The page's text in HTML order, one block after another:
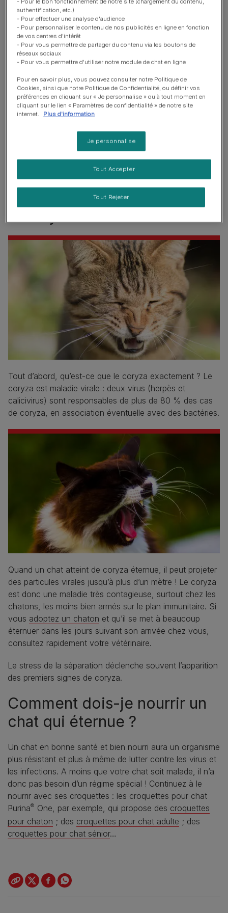
particules végétales qui se fixent à l’intérieur du nez.
Si leséternuements de votre chat s’accompagnent d’un
écoulement nasal, votre chat est peut être victime d’une
mycose nasale ou d’une allergie.
Chez unchat âgé , des éternuements accompagnent
parfois des douleurs dentaires ou une tumeur.
Dans tous les cas, consultez votre vétérinaire si les
Sachez également que la
chez le chat est unemaladie appelée coryza (ou grippe
Mon chat éternue : et si c’est
Tout d’abord, qu’est-ce que le coryza exactement ? Le
coryza est maladie virale : deux virus (herpès et
calicivirus) sont responsables de plus de 80 % des cas
de coryza, en association éventuelle avec des bactéries.
Quand un chat atteint de coryza éternue, il peut projeter
des particules virales jusqu’à plus d’un mètre ! Le coryza
est donc une maladie très contagieuse, surtout chez les
chatons, les moins bien armés sur le plan immunitaire. Si
vous adoptez un chaton et qu’il se met à beaucoup
éternuer dans les jours suivant son arrivée chez vous,
consultez rapidement votre vétérinaire.
Le stress de la séparation déclenche souvent l’apparition
des premiers signes de coryza.
Comment dois-je nourrir un
chat qui éternue ?
Un chat en bonne santé et bien nourri aura un organisme
plus résistant et plus à même de lutter contre les virus et
les infections. A moins que votre chat soit malade, il n’a
donc pas besoin d’un régime spécial ! Continuez à le
nourrir avec ses croquettes : les croquettes pour chat
Purina® One, par exemple, qui propose des croquettes
pour chaton ; des croquettes pour chat adulte ; des
croquettes pour chat sénior…
- Pour le bon fonctionnement de notre site (chargement du contenu,
authentification, etc.)
- Pour effectuer une analyse d'audience
- Pour personnaliser le contenu de nos publicités en ligne en fonction
de vos centres d'intérêt
- Pour vous permettre de partager du contenu via les boutons de
réseaux sociaux
- Pour vous permettre d'utiliser notre module de chat en ligne
Pour en savoir plus, vous pouvez consulter notre Politique de
Cookies, ainsi que notre Politique de Confidentialité, ou définir vos
préférences en cliquant sur « Je personnalise » ou à tout moment en
cliquant sur le lien « Paramètres de confidentialité » de notre site
internet.
Plus d'information
Je personnalise
Tout Rejeter
Tout Accepter